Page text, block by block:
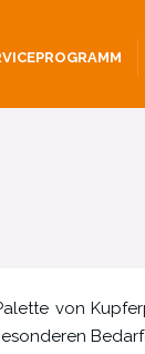
von